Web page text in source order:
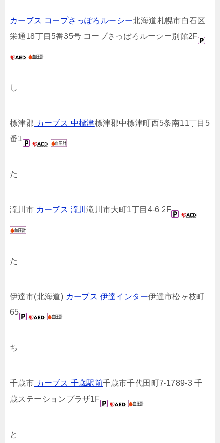
カーブス コープさっぽろルーシー北海道札幌市白石区
栄通18丁目5番35号 コープさっぽろルーシー別館2F
し
標津郡 カーブス 中標津標津郡中標津町西5条南11丁目5
番1
た
滝川市 カーブス 滝川滝川市大町1丁目4-6 2F
た
伊達市(北海道) カーブス 伊達インター伊達市松ヶ枝町
65
ち
千歳市 カーブス 千歳駅前千歳市千代田町7-1789-3 千
歳ステーションプラザ1F
と